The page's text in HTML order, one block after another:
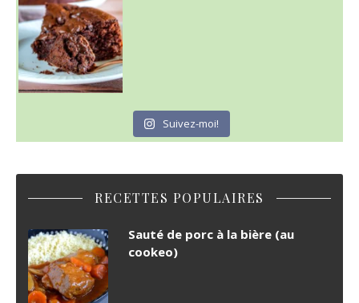
Suivez-moi!
RECETTES POPULAIRES
Sauté de porc à la bière (au
cookeo)